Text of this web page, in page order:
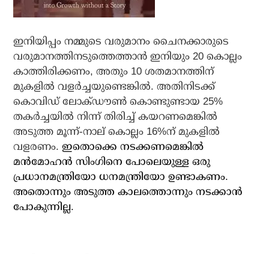
ഇനിയിപ്പം നമ്മുടെ വരുമാനം ചൈനക്കാരുടെ
വരുമാനത്തിനടുത്തെത്താന്‍ ഇനിയും 20 കൊല്ലം
കാത്തിരിക്കണം, അതും 10 ശതമാനത്തിന്
മുകളില്‍ വളര്‍ച്ചയുണ്ടെങ്കില്‍. അതിനിടക്ക്
കൊവിഡ് ലോക്ഡൗണ്‍ കൊണ്ടുണ്ടായ 25%
തകര്‍ച്ചയില്‍ നിന്ന് തിരിച്ച് കയറണമെങ്കില്‍
അടുത്ത മൂന്ന്-നാല് കൊല്ലം 16%ന് മുകളില്‍
വളരണം.ഇതൊക്കെ നടക്കണമെങ്കില്‍
മന്‍മോഹന്‍ സിംഗിനെ പോലെയുള്ള ഒരു
പ്രധാനമന്ത്രിയോ ധനമന്ത്രിയോ ഉണ്ടാകണം.
അതൊന്നും അടുത്ത കാലത്തൊന്നും നടക്കാന്‍
പോകുന്നില്ല.